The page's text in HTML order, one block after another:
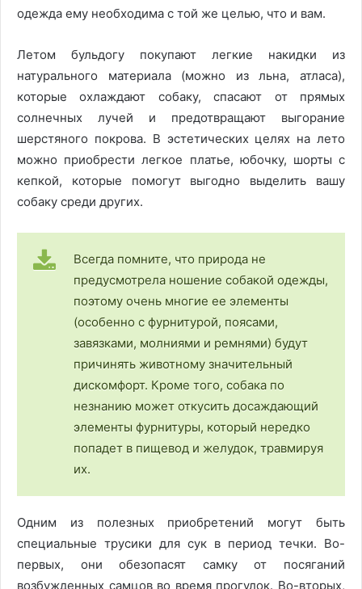
одежда ему необходима с той же целью, что и вам.
Летом бульдогу покупают легкие накидки из
натурального материала (можно из льна, атласа),
которые охлаждают собаку, спасают от прямых
солнечных лучей и предотвращают выгорание
шерстяного покрова. В эстетических целях на лето
можно приобрести легкое платье, юбочку, шорты с
кепкой, которые помогут выгодно выделить вашу
собаку среди других.
Всегда помните, что природа не
предусмотрела ношение собакой одежды,
поэтому очень многие ее элементы
(особенно с фурнитурой, поясами,
завязками, молниями и ремнями) будут
причинять животному значительный
дискомфорт. Кроме того, собака по
незнанию может откусить досаждающий
элементы фурнитуры, который нередко
попадет в пищевод и желудок, травмируя
их.
Одним из полезных приобретений могут быть
специальные трусики для сук в период течки. Во-
первых, они обезопасят самку от посяганий
возбужденных самцов во время прогулок. Во-вторых,